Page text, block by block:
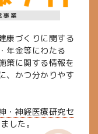
事業
康づくりに関する
年金等にわたる
策に関する情報を
、かつ分かりやす
・神経医療研究セ
した。